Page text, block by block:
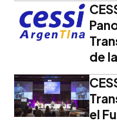
de
el